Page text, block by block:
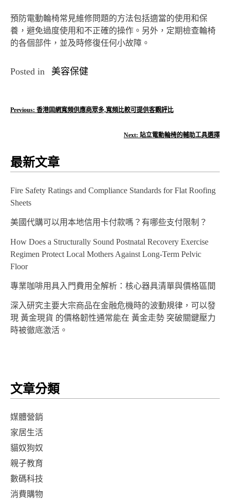
預防電動輪椅常見維修問題的方法包括適當的使用和保
養，避免過度使用和不正確的操作。另外，定期檢查輪椅
的各個部件，並及時修復任何小故障。
Posted in 美容保健
文
覽
Previous: 香港固網寬頻供應商眾多,寬頻比較可提供客觀評比
Next: 站立電動輪椅的輔助工具選擇
最新文章
Fire Safety Ratings and Compliance Standards for Flat Roofing
Sheets
美國代購可以用本地信用卡付款嗎？有哪些支付限制？
How Does a Structurally Sound Postnatal Recovery Exercise
Regimen Protect Local Mothers Against Long-Term Pelvic
Floor
專業咖啡用具入門費用全解析：核心器具清單與價格區間
深入研究主要大宗商品在金融危機時的波動規律，可以發
現 黃金現貨 的價格韌性通常能在 黃金走勢 突破關鍵壓力
時被徹底激活。
文章分類
媒體營銷
家居生活
貓奴狗奴
親子教育
數碼科技
消費購物